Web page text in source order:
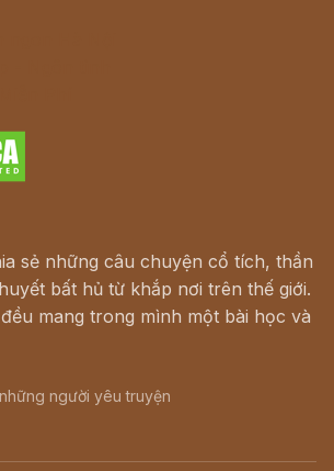
sẻ những câu chuyện cổ tích, thần
bất hủ từ khắp nơi trên thế giới.
mang trong mình một bài học và
người yêu truyện